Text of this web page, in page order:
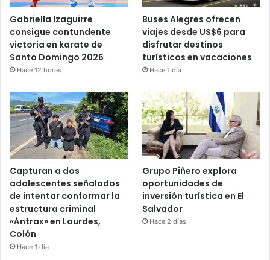
Gabriella Izaguirre
consigue contundente
victoria en karate de
Santo Domingo 2026
Hace 12 horas
Buses Alegres ofrecen
viajes desde US$6 para
disfrutar destinos
turísticos en vacaciones
Hace 1 día
Capturan a dos
adolescentes señalados
de intentar conformar la
estructura criminal
«Ántrax» en Lourdes,
Colón
Hace 1 día
Grupo Piñero explora
oportunidades de
inversión turística en El
Salvador
Hace 2 días